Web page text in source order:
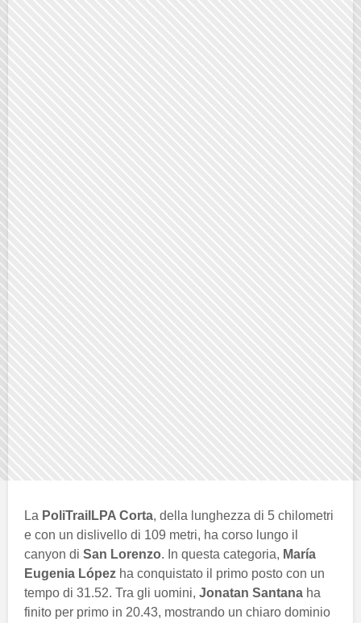
La PoliTrailLPA Corta, della lunghezza di 5 chilometri
e con un dislivello di 109 metri, ha corso lungo il
canyon di San Lorenzo. In questa categoria, María
Eugenia López ha conquistato il primo posto con un
tempo di 31.52. Tra gli uomini, Jonatan Santana ha
finito per primo in 20.43, mostrando un chiaro dominio